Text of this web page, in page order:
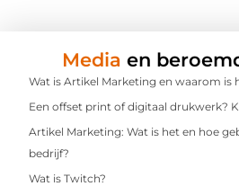
Media en
Wat is Artikel Marketing en waarom is
Een offset print of digitaal drukwerk?
Artikel Marketing: Wat is het en hoe
bedrijf?
Wat is Twitch?